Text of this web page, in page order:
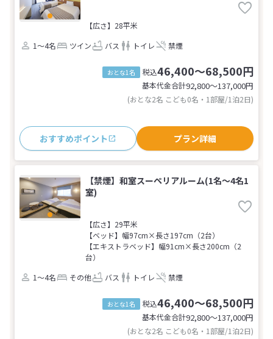
【広さ】28平米
1～4名
ツイン バス トイレ 禁煙
おとな1名 税込46,400～68,500円
基本代金合計92,800〜137,000円
(おとな2名 こども0名・1部屋/1泊2日)
おすすめポイント プラン詳細
【禁煙】和室スーペリアルーム(1名～4名1
室)
【広さ】29平米
【ベッド】幅97cm×長さ197cm（2台）
【エキストラベッド】幅91cm×長さ200cm（2
台）
1～4名
その他 バス トイレ 禁煙
おとな1名 税込46,400～68,500円
基本代金合計92,800〜137,000円
(おとな2名 こども0名・1部屋/1泊2日)